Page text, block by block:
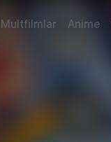
Multfilmlar Anime